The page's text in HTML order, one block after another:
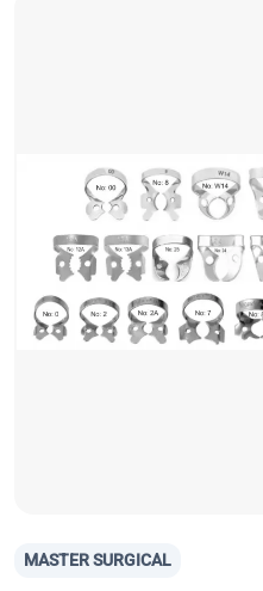
MASTER SURGICAL